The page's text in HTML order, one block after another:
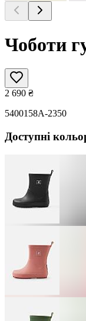
Чоботи
2 690 ₴
5400158A-2350
Доступні